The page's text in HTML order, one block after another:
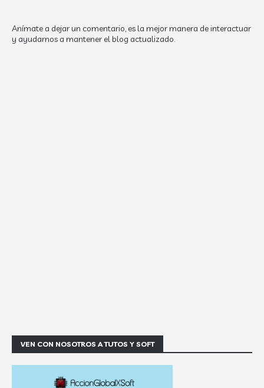
Anímate a dejar un comentario, es la mejor manera de interactuar
y ayudarnos a mantener el blog actualizado.
VEN CON NOSOTROS A TUTOS Y SOFT